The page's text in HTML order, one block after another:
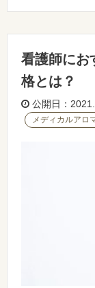
看護師にお
格とは？
公開日：
メディカルアロ